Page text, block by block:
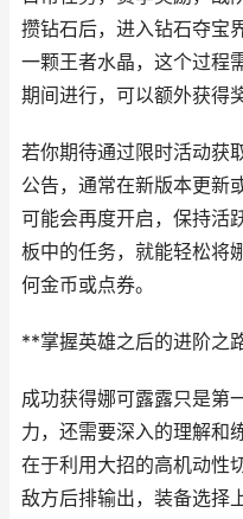
攒钻石后，进入钻石夺宝
一颗王者水晶，这个过程
期间进行，可以额外获得
若你期待通过限时活动获
公告，通常在新版本更新
可能会再度开启，保持活
板中的任务，就能轻松将
何金币或点券。
**掌握英雄之后的进阶之
成功获得娜可露露只是第
力，还需要深入的理解和
在于利用大招的高机动性
敌方后排输出，装备选择